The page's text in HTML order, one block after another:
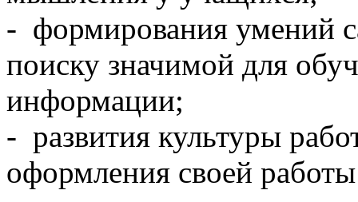
- формирования умений
поиску значимой для
информации;
- развития культуры
оформления своей